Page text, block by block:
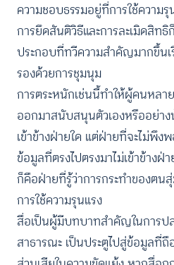
ความชอบธรรมอยู่ที่การใช้ความ
การยึดสันติวิธีและการละเมิดสิท
ประกอบที่ทวีความสำคัญมากขึ้น
รองด้วยการชุมนุม
การตระหนักเช่นนี้ทำให้ผู้คนหลา
ออกมาสนับสนุนตัวเองหรืออย่าง
เข้าข้างฝ่ายใด แต่ฝ่ายที่จะไม่พึง
ข้อมูลที่ตรงไปตรงมาไม่เข้าข้างฝ่
ก็คือฝ่ายที่รู้ว่าการกระทำของตน
การใช้ความรุนแรง
สื่อเป็นผู้มีบทบาทสำคัญในการป
สาธารณะ เป็นประตูไปสู่ข้อมูลที่